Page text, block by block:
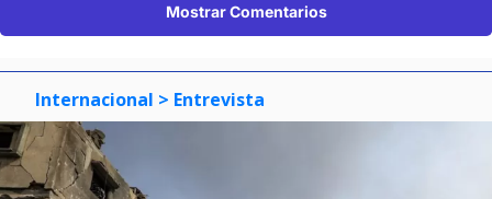
Mostrar Comentarios
Internacional > Entrevista